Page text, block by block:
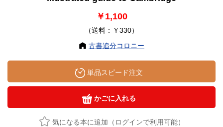
￥1,100
（送料：￥330）
古書追分コロニー
単品スピード注文
かごに入れる
気になる本に追加（ログインで利用可能）